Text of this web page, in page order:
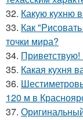
32. Какую кухню
33. Как
точки мира?
34. Приветствую!
35. Какая кухня
36.
120 м в
37.